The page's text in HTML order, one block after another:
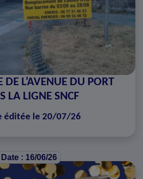
DE L’AVENUE DU PORT
LA LIGNE SNCF
éditée le 20/07/26
Date : 16/06/26